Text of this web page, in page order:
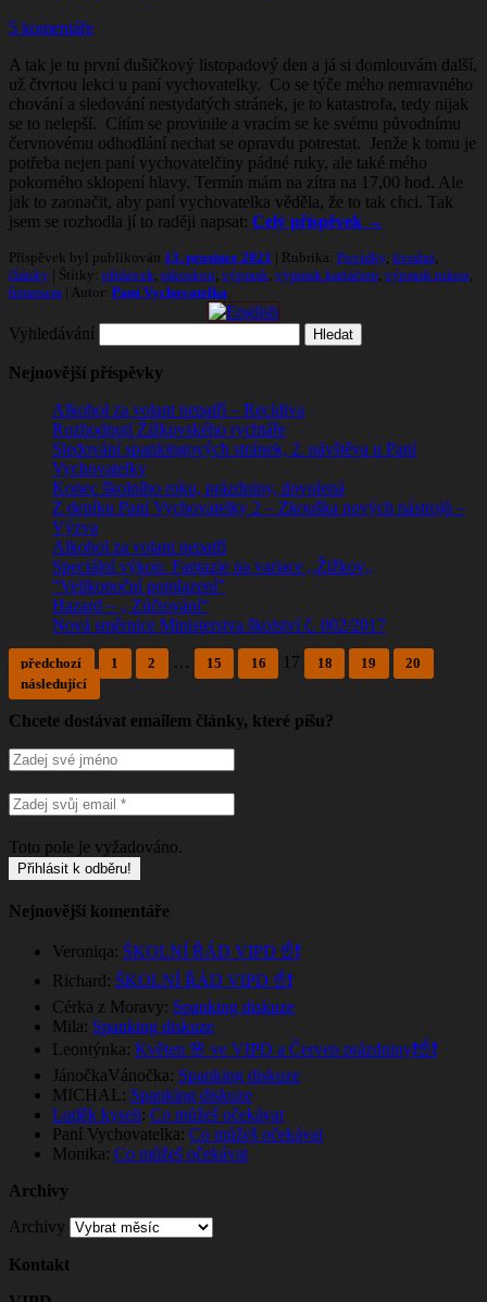
5 komentáře
A tak je tu první dušičkový listopadový den a já si domlouvám další,
už čtvrtou lekci u paní vychovatelky. Co se týče mého nemravného
chování a sledování nestydatých stránek, je to katastrofa, tedy nijak
se to nelepší. Cítím se provinile a vracím se ke svému původnímu
červnovému odhodlání nechat se opravdu potrestat. Jenže k tomu je
potřeba nejen paní vychovatelčiny pádné ruky, ale také mého
pokorného sklopení hlavy. Termín mám na zítra na 17,00 hod. Ale
jak to zaonačit, aby paní vychovatelka věděla, že to tak chci. Tak
jsem se rozhodla jí to raději napsat: Celý příspěvek →
Příspěvek byl publikován 13. prosince 2021 | Rubrika: Povídky, úvodní,
články | Štítky: přídavek, rákoskou, výprask, výprask kartáčem, výprask rukou,
řemenem | Autor: Paní Vychovatelka.
Vyhledávání
Nejnovější příspěvky
Alkohol za volant nepatří – Recidiva
Rozhodnutí Žižkovského rychtáře
Sledování spankingových stránek, 2. návštěva u Paní
Vychovatelky
Konec školního roku, prázdniny, dovolená
Z deníku Paní Vychovatelky 2 – Zkouška nových nástrojů –
Výzva
Alkohol za volant nepatří
Speciální výkon. Fantazie na variace ,,Žižkov,,
“Velikonoční pomlazení”
Hazard – „ Zúčtování“
Nová směrnice Ministerstva školství č. 002/2017
předchozí 1 2 … 15 16 17 18 19
20
následující
Chcete dostávat emailem články, které píšu?
Toto pole je vyžadováno.
Nejnovější komentáře
Veroniqa: ŠKOLNÍ ŘÁD VIPD ☝️❗
Richard: ŠKOLNÍ ŘÁD VIPD ☝️❗
Cérka z Moravy: Spanking diskuze
Mila: Spanking diskuze
Leontýnka: Květen 🌸 ve VIPD a Červen prázdniny❗☝️❗
JánočkaVánočka: Spanking diskuze
MICHAL: Spanking diskuze
Luděk kyseli: Co můžeš očekávat
Paní Vychovatelka: Co můžeš očekávat
Monika: Co můžeš očekávat
Archivy
Archivy
Kontakt